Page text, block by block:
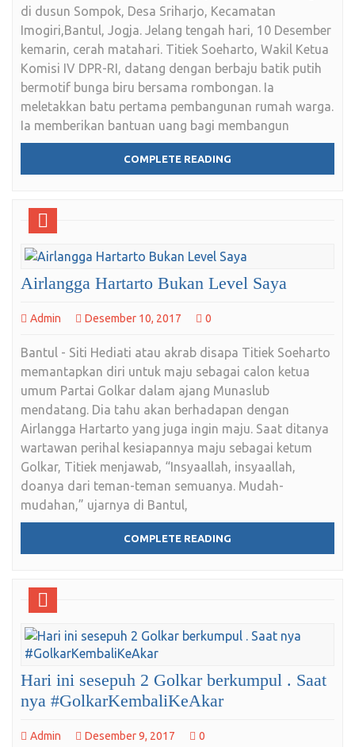
di dusun Sompok, Desa Sriharjo, Kecamatan
Imogiri,Bantul, Jogja. Jelang tengah hari, 10 Desember
kemarin, cerah matahari. Titiek Soeharto, Wakil Ketua
Komisi IV DPR-RI, datang dengan berbaju batik putih
bermotif bunga biru bersama rombongan. Ia
meletakkan batu pertama pembangunan rumah warga.
Ia memberikan bantuan uang bagi membangun
COMPLETE READING
Airlangga Hartarto Bukan Level Saya
Admin Desember 10, 2017 0
Bantul - Siti Hediati atau akrab disapa Titiek Soeharto
memantapkan diri untuk maju sebagai calon ketua
umum Partai Golkar dalam ajang Munaslub
mendatang. Dia tahu akan berhadapan dengan
Airlangga Hartarto yang juga ingin maju. Saat ditanya
wartawan perihal kesiapannya maju sebagai ketum
Golkar, Titiek menjawab, “Insyaallah, insyaallah,
doanya dari teman-teman semuanya. Mudah-
mudahan,” ujarnya di Bantul,
COMPLETE READING
Hari ini sesepuh 2 Golkar berkumpul . Saat
nya #GolkarKembaliKeAkar
Admin Desember 9, 2017 0